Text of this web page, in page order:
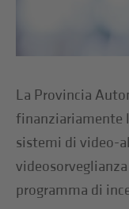
La Provincia
finanziariamente
sistemi di video-
programma di